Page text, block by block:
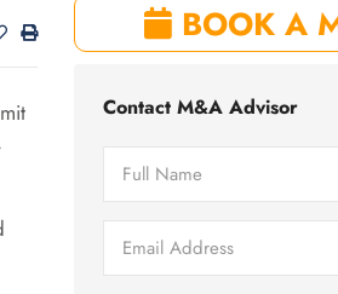
BOOK A
Contact M&A Advisor